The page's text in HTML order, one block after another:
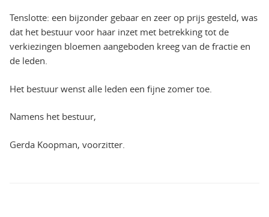
Tenslotte: een bijzonder gebaar en zeer op prijs gesteld, was
dat het bestuur voor haar inzet met betrekking tot de
verkiezingen bloemen aangeboden kreeg van de fractie en
de leden.
Het bestuur wenst alle leden een fijne zomer toe.
Namens het bestuur,
Gerda Koopman, voorzitter.